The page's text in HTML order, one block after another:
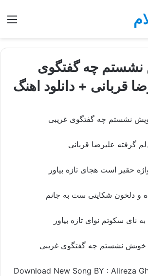
نشستم چه گفتگوی
قربانی + دانلود اهنگ
نشستم چه گفتگوی غریبی
گرفته علیرضا قربانی
حقیر است هجای تازه بیاور
و دلخون شکایتی ست به جانم
نای سکوتم نوای تازه بیاور
خویش نشستم چه گفتگوی غریبی
Download New Song BY : Alireza